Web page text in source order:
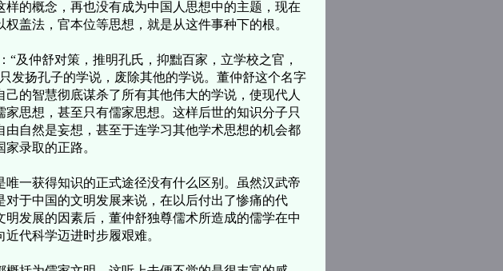
的概念，再也没有成为中国人思想中的主题，现在
盖法，官本位等思想，就是从这件事种下的根。
舒对策，推明孔氏，抑黜百家，立学校之官，
发扬孔子的学说，废除其他的学说。董仲舒这个名字
的智慧彻底谋杀了所有其他伟大的学说，使现代人
思想，甚至只有儒家思想。这样后世的知识分子只
自然是妄想，甚至于连学习其他学术思想的机会都
录取的正路。
一获得知识的正式途径没有什么区别。虽然汉武帝
于中国的文明发展来说，在以后付出了惨痛的代
发展的因素后，董仲舒独尊儒术所造成的儒学在中
代科学迈进时步履艰难。